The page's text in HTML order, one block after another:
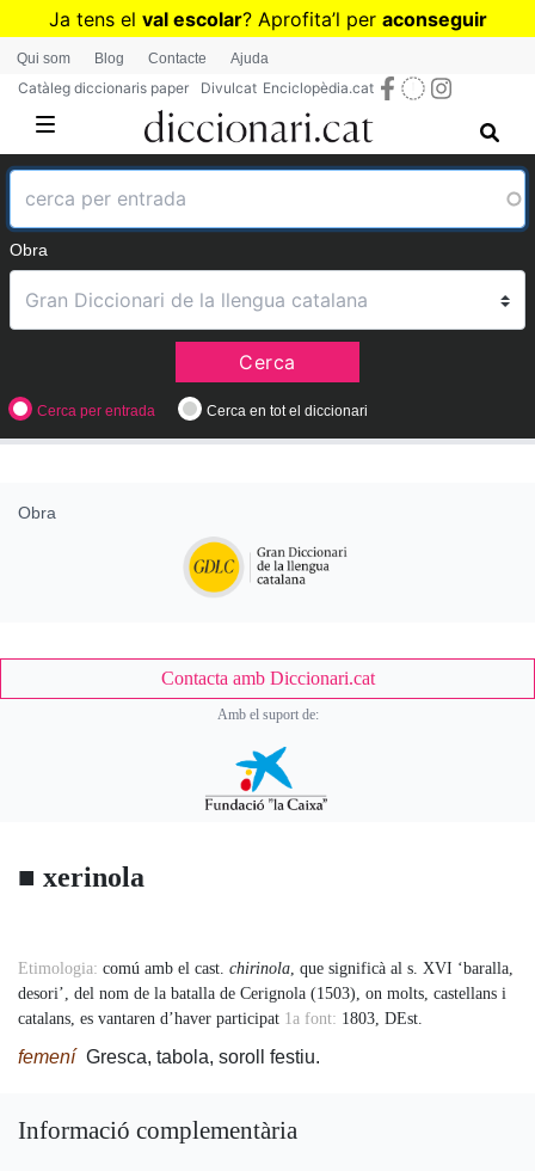
Vés
contingut
Ja tens el val escolar? Aprofita’l per aconseguir
diccionaris per a Primària o Secundària
Qui som Blog Contacte Ajuda
Catàleg diccionaris paper Divulcat Enciclopèdia.cat
Obra
Cerca
Cerca per entrada Cerca en tot el diccionari
■ xerinola
Accessory
Etimologia: comú amb el cast. chirinola, que significà al s. XVI ‘baralla,
desori’, del nom de la batalla de Cerignola (1503), on molts, castellans i
catalans, es vantaren d’haver participat 1a font: 1803, DEst.
Body
femení Gresca, tabola, soroll festiu.
Obra
Contacta amb Diccionari.cat
Amb el suport de:
Informació complementària